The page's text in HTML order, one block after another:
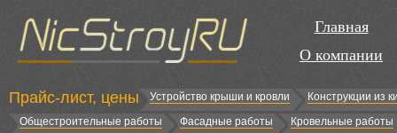
Главная
О компании
Прайс-лист, цены Устройство крыши и кровли
Конструкции из
Общестроительные работы
Фасадные работы Кровельные работы